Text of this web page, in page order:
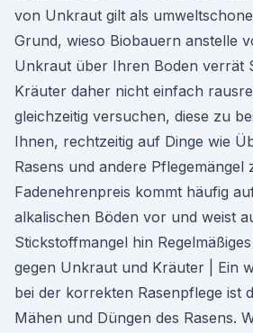
von Unkraut gilt als
Grund, wieso Biobauern anstelle
Unkraut über Ihren Boden verrät
Kräuter daher nicht einfach
gleichzeitig versuchen, diese zu
Ihnen, rechtzeitig auf Dinge wie
Rasens und andere Pflegemängel
Fadenehrenpreis kommt häufig
alkalischen Böden vor und weist
Stickstoffmangel hin
gegen Unkraut und Kräuter | Ein
bei der korrekten Rasenpflege ist
Mähen und Düngen des Rasens.